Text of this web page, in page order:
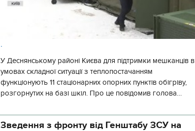
.
У Деснянському районі Києва для підтримки мешканців в
умовах складної ситуації з теплопостачанням
функціонують 11 стаціонарних опорних пунктів обігріву,
розгорнутих на базі шкіл. Про це повідомив голова
Зведення з фронту від Генштабу ЗСУ на